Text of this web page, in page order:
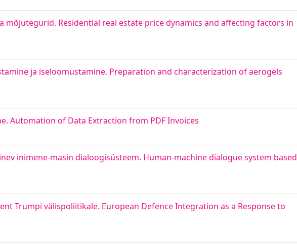
Residential real estate price dynamics and affecting factors in
ja iseloomustamine. Preparation and characterization of aerogels
Automation of Data Extraction from PDF Invoices
inimene-masin dialoogisüsteem. Human-machine dialogue system based
Trumpi välispoliitikale. European Defence Integration as a Response to